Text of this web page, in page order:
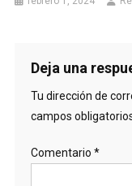
Deja una
Tu dirección de
campos
Comentario *